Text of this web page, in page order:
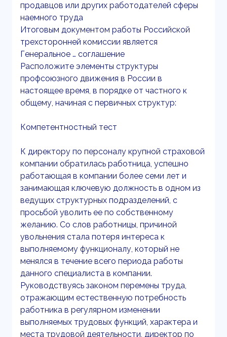
продавцов или других работодателей сферы
наемного труда
Итоговым документом работы Российской
трехсторонней комиссии является
Генеральное … соглашение
Расположите элементы структуры
профсоюзного движения в России в
настоящее время, в порядке от частного к
общему, начиная с первичных структур:
Компетентностный тест
К директору по персоналу крупной страховой
компании обратилась работница, успешно
работающая в компании более семи лет и
занимающая ключевую должность в одном из
ведущих структурных подразделений, с
просьбой уволить ее по собственному
желанию. Со слов работницы, причиной
увольнения стала потеря интереса к
выполняемому функционалу, который не
менялся в течение всего периода работы
данного специалиста в компании.
Руководствуясь законом перемены труда,
отражающим естественную потребность
работника в регулярном изменении
выполняемых трудовых функций, характера и
места трудовой деятельности, директор по